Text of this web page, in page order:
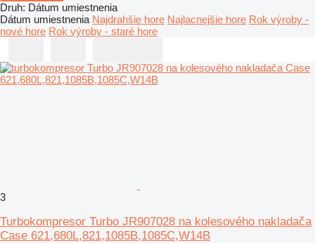
Druh: Dátum umiestnenia
Dátum umiestnenia Najdrahšie hore Najlacnejšie hore Rok výroby -
nové hore Rok výroby - staré hore
3
Turbokompresor Turbo JR907028 na kolesového nakladača
Case 621,680L,821,1085B,1085C,W14B